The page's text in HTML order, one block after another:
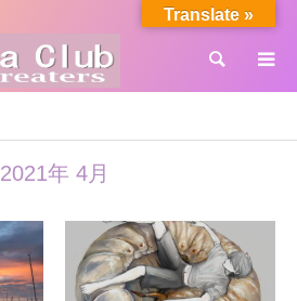
検索
2021年 4月
Translate »